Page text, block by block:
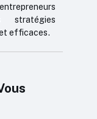
efficaces.